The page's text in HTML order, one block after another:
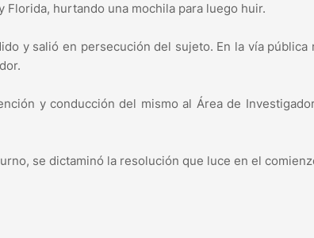
hurtando una mochila para luego huir.
y salió en persecución del sujeto. En la vía pública
y conducción del mismo al Área de
se dictaminó la resolución que luce en el